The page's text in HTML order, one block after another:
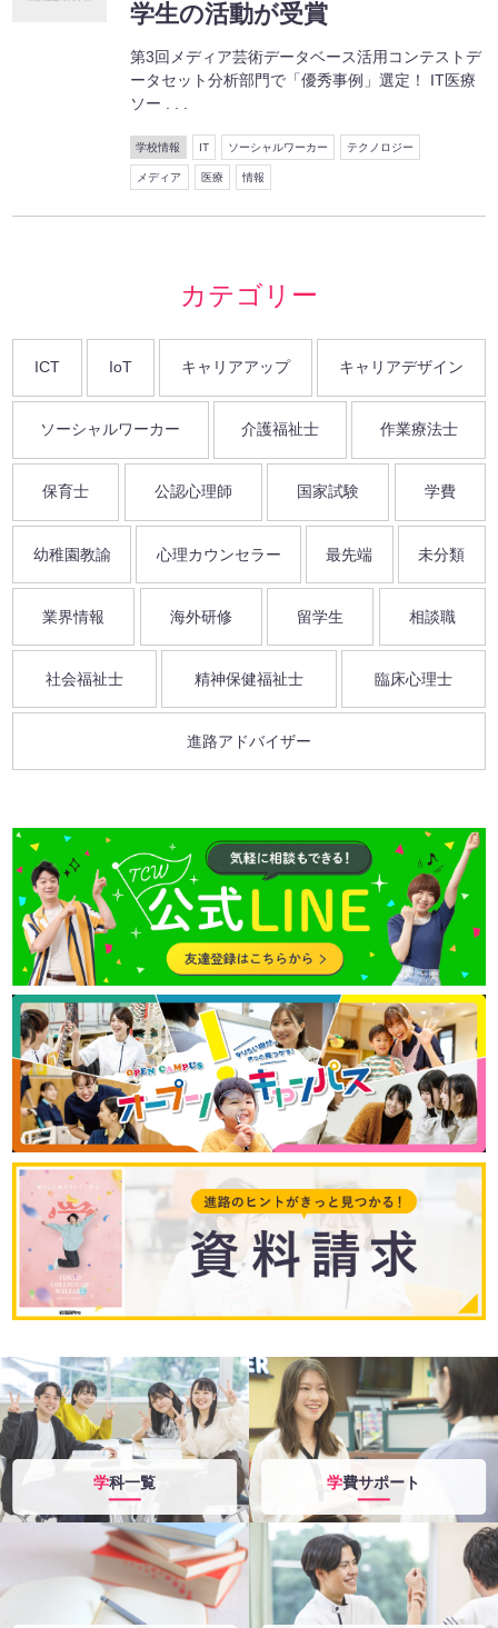
学生の活動が受賞
第3回メディア芸術データベース活用コンテストデ
ータセット分析部門で「優秀事例」選定！ IT医療
ソー . . .
学校情報 IT ソーシャルワーカー テクノロジー
メディア 医療 情報
カテゴリー
ICT IoT キャリアアップ キャリアデザイン
ソーシャルワーカー 介護福祉士 作業療法士
保育士 公認心理師 国家試験 学費
幼稚園教諭 心理カウンセラー 最先端 未分類
業界情報 海外研修 留学生 相談職
社会福祉士 精神保健福祉士 臨床心理士
進路アドバイザー
学科一覧 学費サポート